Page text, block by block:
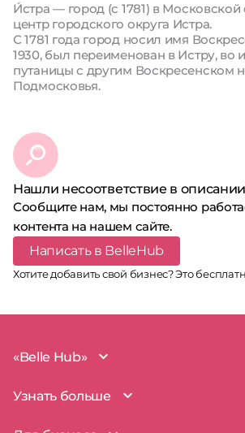
И́стра — город (с 1781) в
центр городского округа Истра.
С 1781 года город носил имя
1930, был переименован в Истру, во
путаницы с другим Воскресенском
Подмосковья.
Нашли несоответствие в
Сообщите нам, мы постоянно
контента на нашем сайте.
Написать в BelleHub
Хотите добавить свой бизнес? Это
«Belle Hub»
О проекте
Узнать больше